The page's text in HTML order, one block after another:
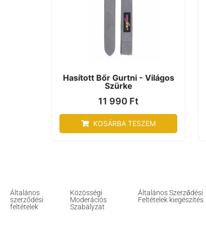
Hasított Bőr Gurtni - Világos
Szürke
11 990 Ft
KOSÁRBA TESZEM
Általános
szerződési
feltételek
Közösségi
Moderációs
Szabályzat
Általános Szerződési
Feltételek kiegészítés